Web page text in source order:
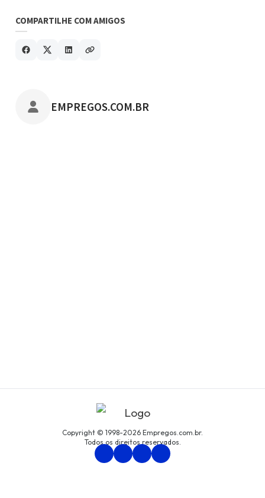
COMPARTILHE COM AMIGOS
POSTADO POR
EMPREGOS.COM.BR
Copyright © 1998-2026 Empregos.com.br.
Todos os direitos reservados.